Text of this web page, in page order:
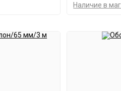
Наличие в